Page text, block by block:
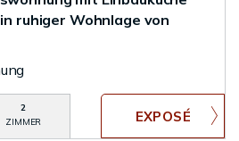
ruhiger Wohnlage von
2
ZIMMER